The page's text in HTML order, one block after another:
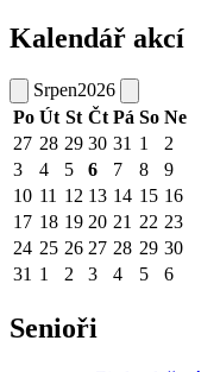
Kalendář akcí
Srpen2026
Po Út St Čt Pá So Ne
27 28 29 30 31 1
2
3
4 5 6 7 8
9
10 11 12 13 14 15 16
17 18 19 20 21 22 23
24 25 26 27 28 29 30
31 1 2 3 4 5 6
Senioři